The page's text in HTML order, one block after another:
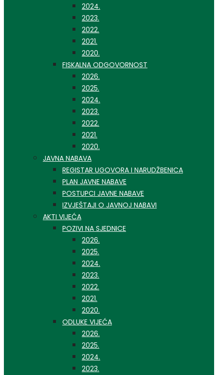
2024.
2023.
2022.
2021.
2020.
FISKALNA ODGOVORNOST
2026.
2025.
2024.
2023.
2022.
2021.
2020.
JAVNA NABAVA
REGISTAR UGOVORA I NARUDŽBENICA
PLAN JAVNE NABAVE
POSTUPCI JAVNE NABAVE
IZVJEŠTAJI O JAVNOJ NABAVI
AKTI VIJEĆA
POZIVI NA SJEDNICE
2026.
2025.
2024.
2023.
2022.
2021.
2020.
ODLUKE VIJEĆA
2026.
2025.
2024.
2023.